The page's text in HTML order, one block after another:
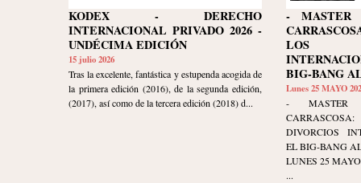
KODEX - DERECHO
INTERNACIONAL PRIVADO 2026 -
UNDÉCIMA EDICIÓN
15 julio 2026
Tras la excelente, fantástica y estupenda acogida de
la primera edición (2016), de la segunda edición,
(2017), así como de la tercera edición (2018) d...
- MASTER
LOS
BIG-BANG
Lunes 25 MAYO
- MASTER
DIVORCIOS
EL BIG-BANG
LUNES 25 MAYO
...